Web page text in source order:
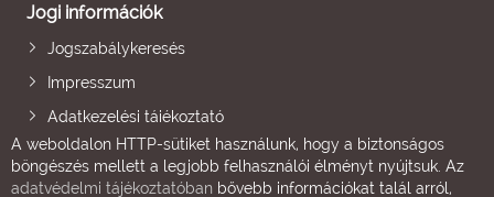
Jogi információk
Jogszabálykeresés
Impresszum
Adatkezelési tájékoztató
A weboldalon HTTP-sütiket használunk, hogy a biztonságos
böngészés mellett a legjobb felhasználói élményt nyújtsuk. Az
adatvédelmi tájékoztatóban bővebb információkat talál arról,